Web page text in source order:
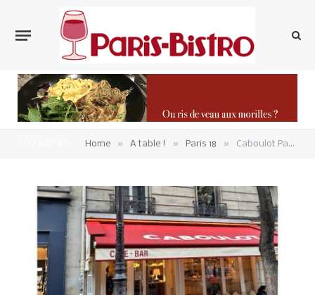
Home » A table ! » Paris 18 » Caboulot Paris 18